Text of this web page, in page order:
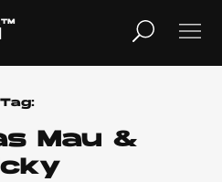
TV
Tag:
Mau &